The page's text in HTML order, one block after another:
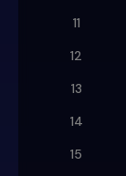
11
12
13
14
15